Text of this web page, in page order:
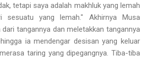
tetapi saya adalah makhluk yang lemah
sesuatu yang lemah." Akhirnya Musa
tangannya dan meletakkan tangannya
ia mendengar desisan yang keluar
taring yang dipegangnya. Tiba-tiba